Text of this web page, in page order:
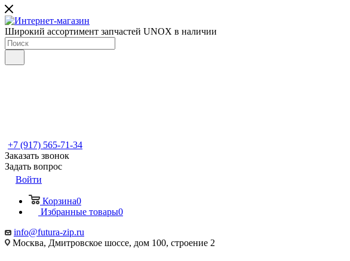
Широкий ассортимент запчастей UNOX в наличии
+7 (917) 565-71-34
Заказать звонок
Задать вопрос
Войти
Корзина0
Избранные товары0
info@futura-zip.ru
Москва, Дмитровское шоссе, дом 100, строение 2